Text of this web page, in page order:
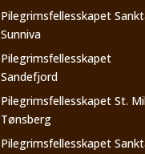
Pilegrimsfellesskapet
Sunniva
Pilegrimsfellesskapet
Sandefjord
Pilegrimsfellesskapet St.
Tønsberg
Pilegrimsfellesskapet